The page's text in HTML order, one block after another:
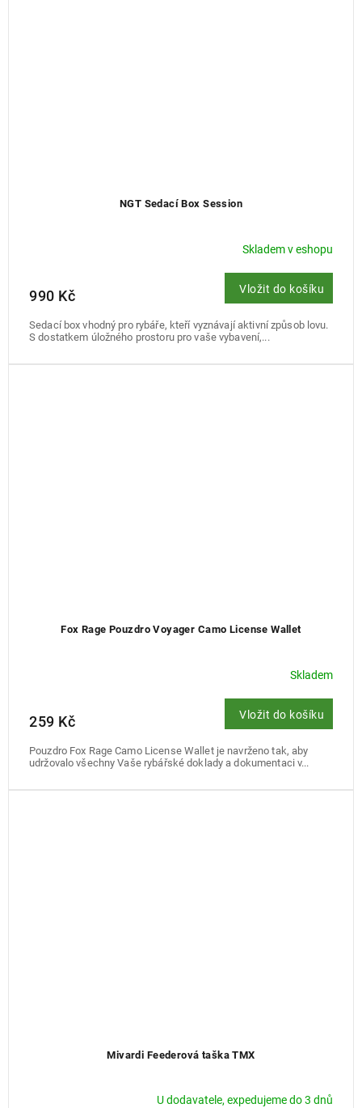
NGT Sedací Box Session
Skladem v eshopu
990 Kč Vložit do košíku
Sedací box vhodný pro rybáře, kteří vyznávají aktivní způsob lovu.
S dostatkem úložného prostoru pro vaše vybavení,...
Fox Rage Pouzdro Voyager Camo License Wallet
Skladem
259 Kč Vložit do košíku
Pouzdro Fox Rage Camo License Wallet je navrženo tak, aby
udržovalo všechny Vaše rybářské doklady a dokumentaci v...
Mivardi Feederová taška TMX
U dodavatele, expedujeme do 3 dnů